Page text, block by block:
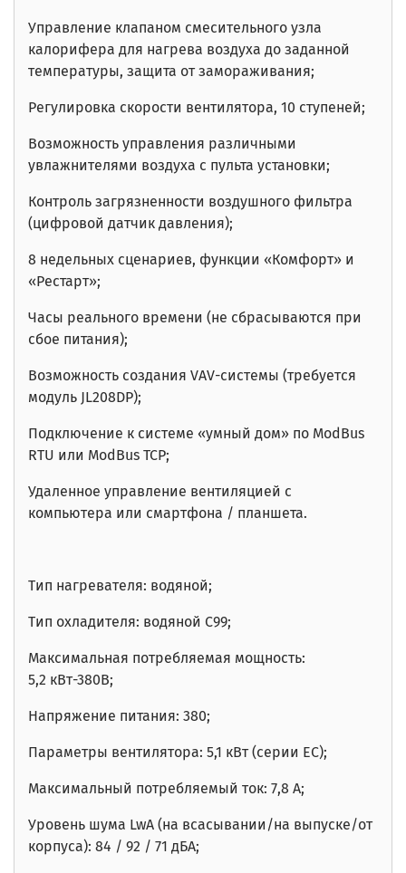
Управление клапаном смесительного узла
калорифера для нагрева воздуха до заданной
температуры, защита от замораживания;
Регулировка скорости вентилятора, 10 ступеней;
Возможность управления различными
увлажнителями воздуха с пульта установки;
Контроль загрязненности воздушного фильтра
(цифровой датчик давления);
8 недельных сценариев, функции «Комфорт» и
«Рестарт»;
Часы реального времени (не сбрасываются при
сбое питания);
Возможность создания VAV-системы (требуется
модуль JL208DP);
Подключение к системе «умный дом» по ModBus
RTU или ModBus TCP;
Удаленное управление вентиляцией с
компьютера или смартфона / планшета.
Тип нагревателя: водяной;
Тип охладителя: водяной C99;
Максимальная потребляемая мощность:
5,2 кВт-380В;
Напряжение питания: 380;
Параметры вентилятора: 5,1 кВт (серии EC);
Максимальный потребляемый ток: 7,8 А;
Уровень шума LwA (на всасывании/на выпуске/от
корпуса): 84 / 92 / 71 дБА;